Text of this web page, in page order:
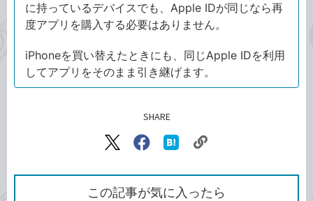
に持っているデバイスでも、Apple IDが同じなら再
度アプリを購入する必要はありません。
iPhoneを買い替えたときにも、同じApple IDを利用
してアプリをそのまま引き継げます。
SHARE
X（旧
で
シ
ェ
Facebook
シ
ェ
ア
な
ブ
ッ
ク
を
この記事が気に入ったら